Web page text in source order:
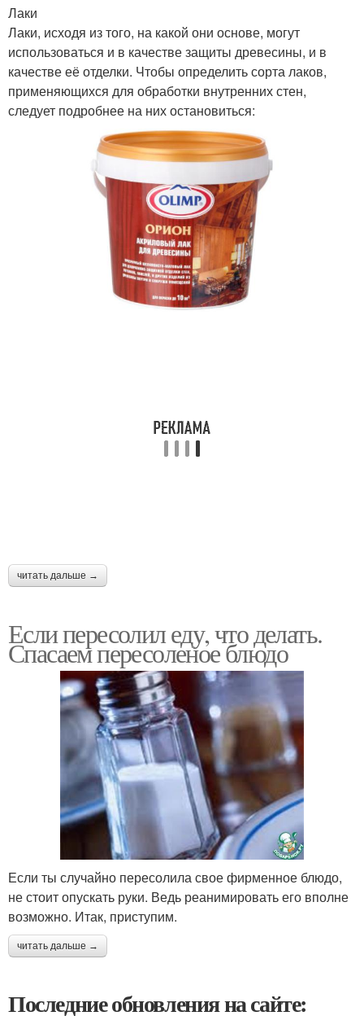
Лаки
Лаки, исходя из того, на какой они основе, могут
использоваться и в качестве защиты древесины, и в
качестве её отделки. Чтобы определить сорта лаков,
применяющихся для обработки внутренних стен,
следует подробнее на них остановиться:
читать дальше →
Если пересолил еду, что делать.
Спасаем пересоленое блюдо
Если ты случайно пересолила свое фирменное блюдо,
не стоит опускать руки. Ведь реанимировать его вполне
возможно. Итак, приступим.
читать дальше →
Последние обновления на сайте: